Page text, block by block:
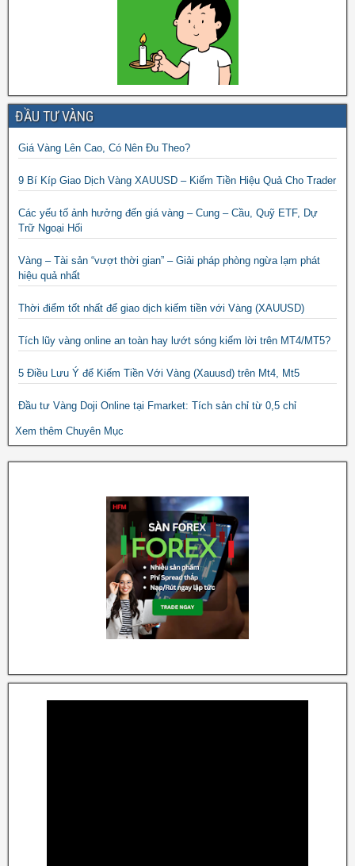
ĐẦU TƯ VÀNG
Giá Vàng Lên Cao, Có Nên Đu Theo?
9 Bí Kíp Giao Dịch Vàng XAUUSD – Kiếm Tiền Hiệu Quả Cho Trader
Các yếu tố ảnh hưởng đến giá vàng – Cung – Cầu, Quỹ ETF, Dự
Trữ Ngoại Hối
Vàng – Tài sản “vượt thời gian” – Giải pháp phòng ngừa lạm phát
hiệu quả nhất
Thời điểm tốt nhất để giao dịch kiếm tiền với Vàng (XAUUSD)
Tích lũy vàng online an toàn hay lướt sóng kiếm lời trên MT4/MT5?
5 Điều Lưu Ý để Kiếm Tiền Với Vàng (Xauusd) trên Mt4, Mt5
Đầu tư Vàng Doji Online tại Fmarket: Tích sản chỉ từ 0,5 chỉ
Xem thêm Chuyên Mục